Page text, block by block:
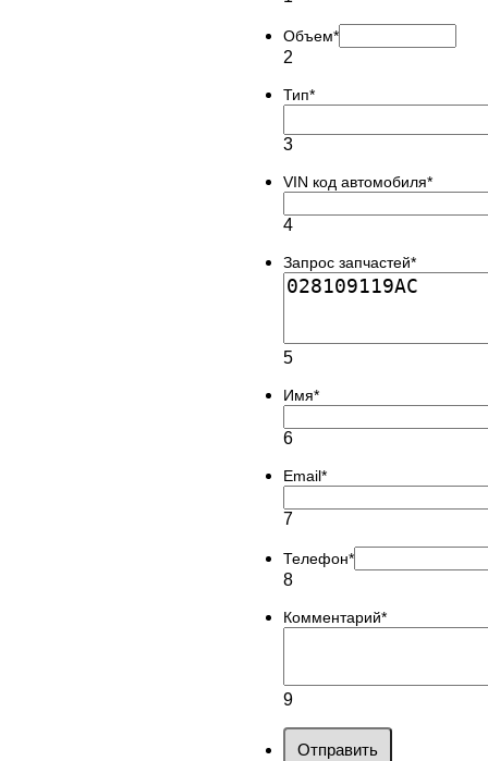
Объем*
2
Тип*
3
VIN код автомобиля*
4
Запрос запчастей*
5
Имя*
6
Email*
7
Телефон*
8
Комментарий*
9
Отправить